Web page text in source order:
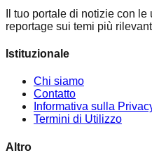
Il tuo portale di notizie con
reportage sui temi più
Istituzionale
Chi siamo
Contatto
Informativa sulla
Termini di Utilizzo
Altro